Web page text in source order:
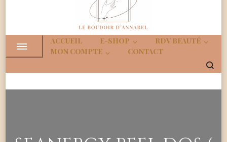
ACCUEIL E-SHOP
RDV BEAUTÉ
MON COMPTE
CONTACT